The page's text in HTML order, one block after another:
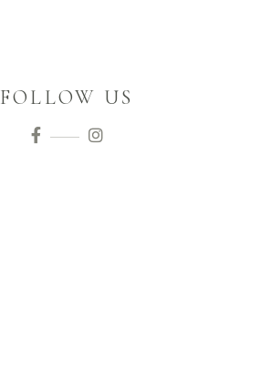
FOLLOW US